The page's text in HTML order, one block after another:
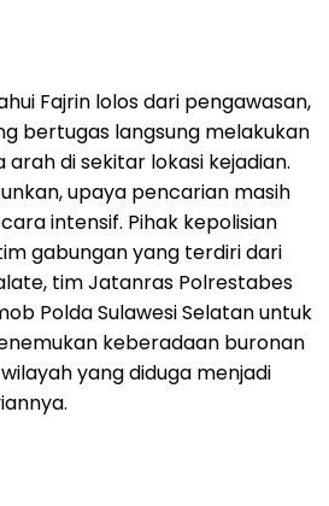
Fajrin lolos dari pengawasan,
bertugas langsung melakukan
di sekitar lokasi kejadian.
upaya pencarian masih
intensif. Pihak kepolisian
gabungan yang terdiri dari
tim Jatanras Polrestabes
Polda Sulawesi Selatan untuk
keberadaan buronan
yang diduga menjadi